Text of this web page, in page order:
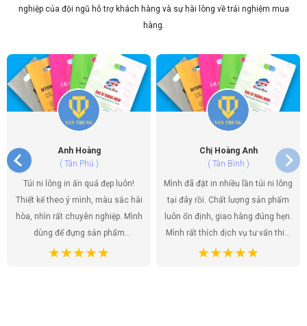
Văn Trung
14/06/2026
Địa Chỉ In Túi Nilon Uy Tín Chất Lượng TP.HCM –
Văn Trung
14/06/2026
nghiệp của đội ngũ hỗ trợ khách hàng và sự hài lòng về trải nghiệm mua
hàng.
Anh Hoàng
( Tân Phú )
Túi ni lông in ấn quá đẹp luôn!
Thiết kế theo ý mình, màu sắc hài
hòa, nhìn rất chuyên nghiệp. Mình
dùng để đựng sản phẩm
handmade của shop, khách hàng
Chị Hoàng Anh
( Tân Bình )
Mình đã đặt in nhiều lần túi ni lông
tại đây rồi. Chất lượng sản phẩm
luôn ổn định, giao hàng đúng hẹn.
Mình rất thích dịch vụ tư vấn thiết
kế, họ giúp mình có được những